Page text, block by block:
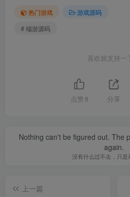
热门游戏
游戏源码
# 端游源码
喜欢就支持一
点赞 8 分享
Nothing can't be figured out. The
again.
没有什么过不去，只是
上一篇